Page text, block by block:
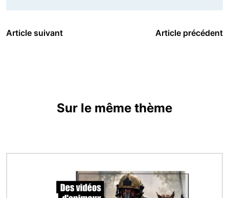
Article suivant Article précédent
Sur le même thème